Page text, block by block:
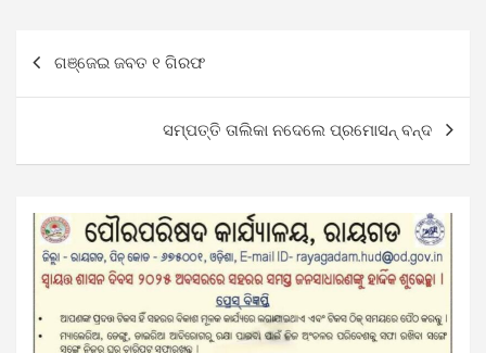
navigation
ଗଞ୍ଜେଇ ଜବତ ୧ ଗିରଫ
ସମ୍ପତ୍ତି ତାଲିକା ନଦେଲେ ପ୍ରମୋସନ୍ ବନ୍ଦ